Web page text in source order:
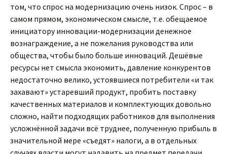
том, что спрос на модернизацию очень низок. Спрос – в
самом прямом, экономическом смысле, т.е. обещаемое
инициатору инновации-модернизации денежное
вознаграждение, а не пожелания руководства или
общества, чтобы было больше инноваций. Дешёвые
ресурсы нет смысла экономить, давление конкурентов
недостаточно велико, устоявшиеся потребители «и так
захавают» устаревший продукт, пробить поставку
качественных материалов и комплектующих довольно
сложно, найти подходящих работников для выполнения
усложнённой задачи всё труднее, полученную прибыль в
значительной мере «съедят» налоги, а в отдельных